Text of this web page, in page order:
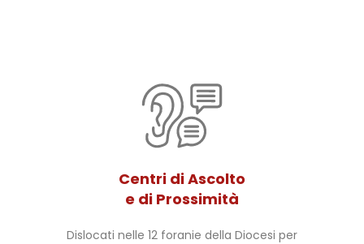
Centri di Ascolto
e di Prossimità
Dislocati nelle 12 foranie della Diocesi per